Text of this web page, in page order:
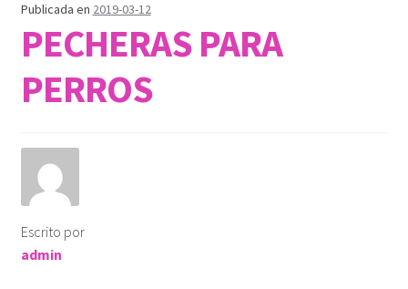
Publicada en 2019-03-12
PECHERAS PARA
PERROS
Escrito por
admin